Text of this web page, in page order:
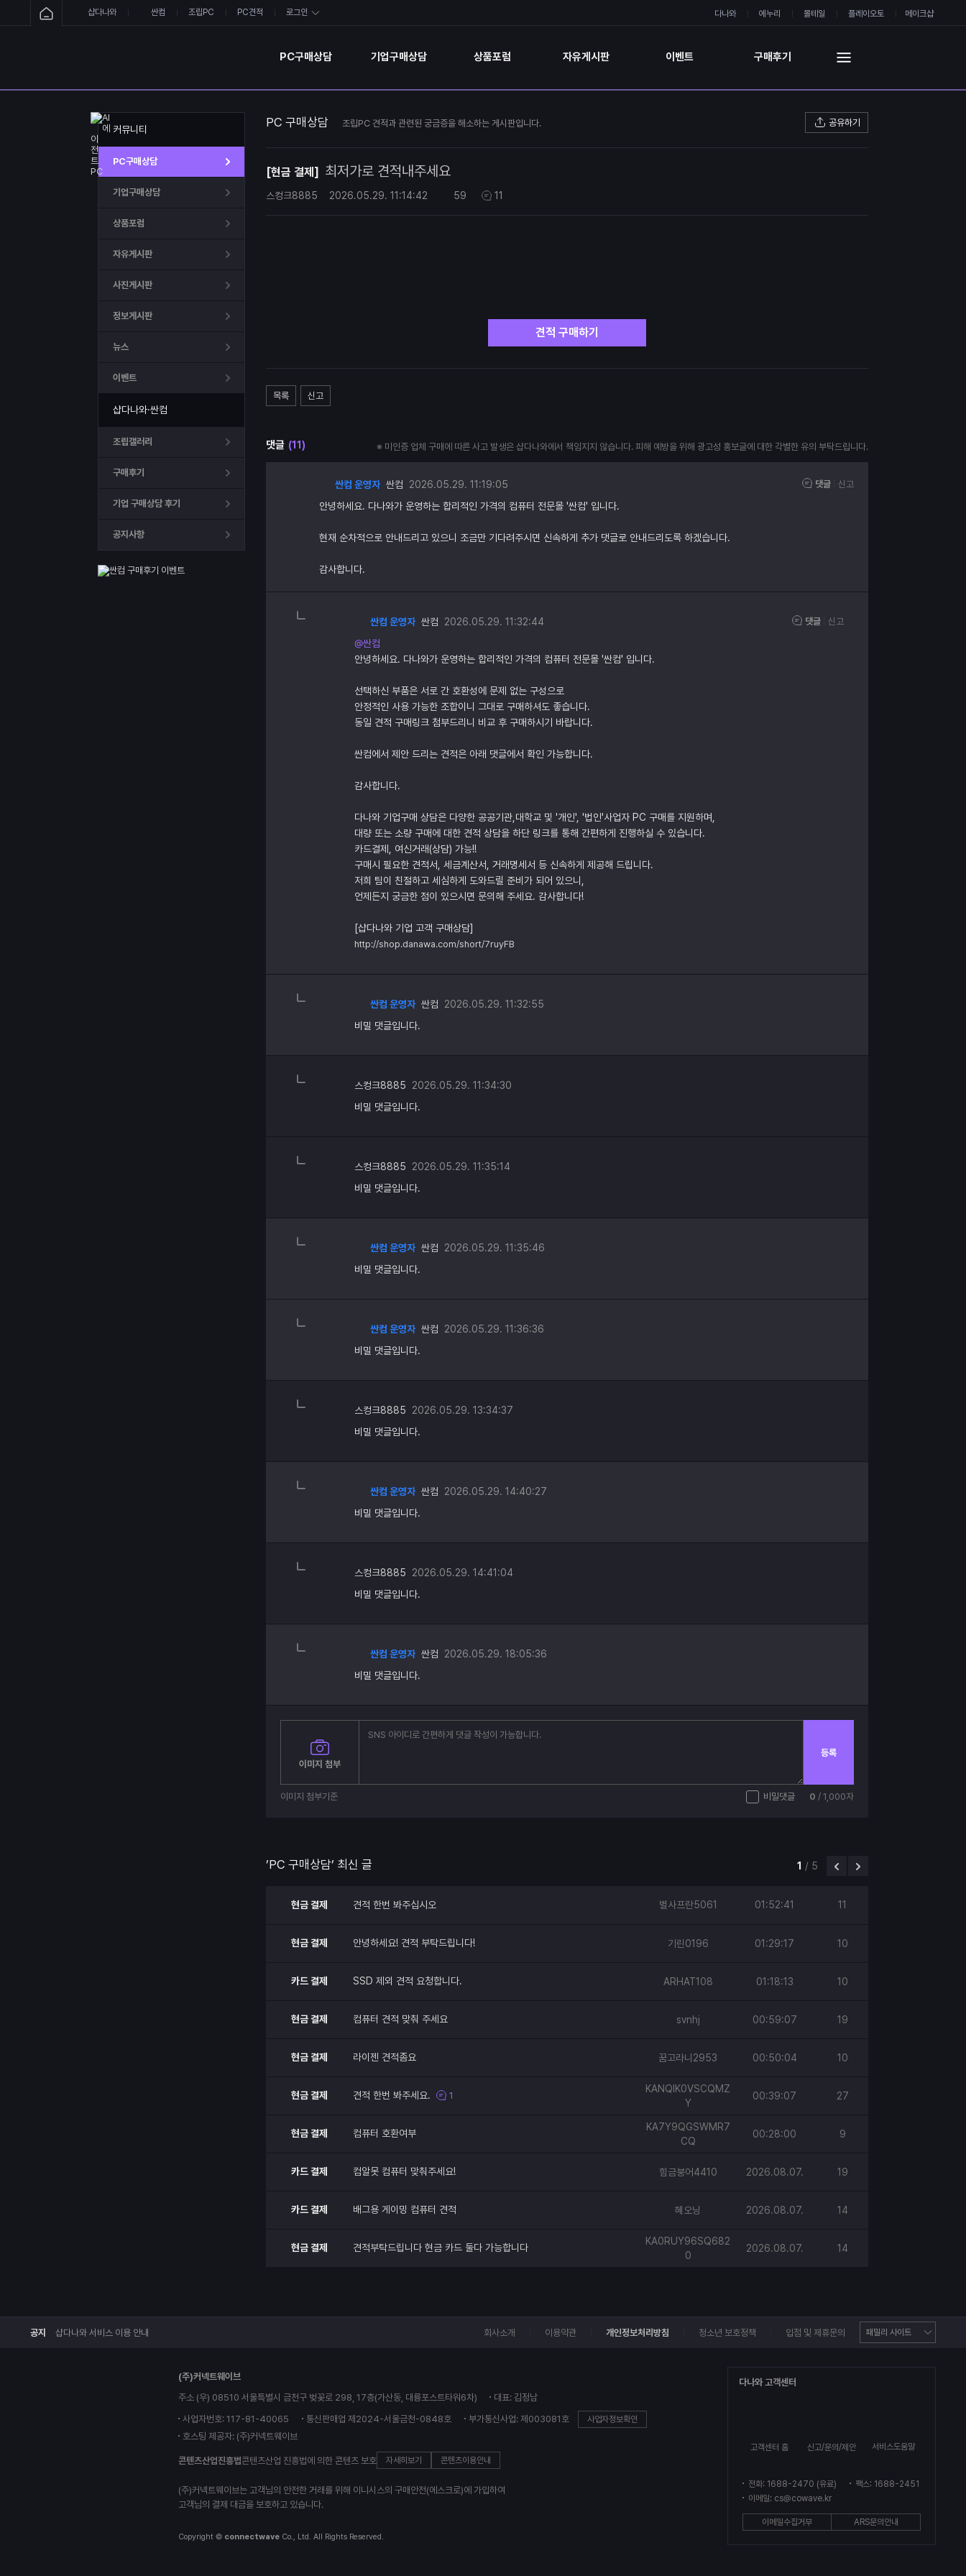
샵다나와 싼컴 조립PC PC견적 로그인 다나와 에누리 몰테일 플레이오토 메이크샵
PC구매상담 기업구매상담 상품포럼 자유게시판 이벤트 구매후기
커뮤니티
PC구매상담
기업구매상담
상품포럼
자유게시판
사진게시판
정보게시판
뉴스
이벤트
샵다나와·싼컴
조립갤러리
구매후기
기업 구매상담 후기
공지사항
PC 구매상담 조립PC 견적과 관련된 궁금증을 해소하는 게시판입니다. 공유하기
[현금 결제] 최저가로 견적내주세요
스컹크8885 2026.05.29. 11:14:42 59 11
견적 구매하기
목록 신고
댓글 (11) ※ 미인증 업체 구매에 따른 사고 발생은 샵다나와에서 책임지지 않습니다. 피해 예방을 위해 광고성 홍보글에 대한 각별한 유의 부탁드립니다.
싼컴 운영자 싼컴 2026.05.29. 11:19:05 댓글 신고
안녕하세요. 다나와가 운영하는 합리적인 가격의 컴퓨터 전문몰 '싼컴' 입니다.
현재 순차적으로 안내드리고 있으니 조금만 기다려주시면 신속하게 추가 댓글로 안내드리도록 하겠습니다.
감사합니다.
싼컴 운영자 싼컴 2026.05.29. 11:32:44 댓글 신고
@싼컴
안녕하세요. 다나와가 운영하는 합리적인 가격의 컴퓨터 전문몰 '싼컴' 입니다.
선택하신 부품은 서로 간 호환성에 문제 없는 구성으로
안정적인 사용 가능한 조합이니 그대로 구매하셔도 좋습니다.
동일 견적 구매링크 첨부드리니 비교 후 구매하시기 바랍니다.
싼컴에서 제안 드리는 견적은 아래 댓글에서 확인 가능합니다.
감사합니다.
다나와 기업구매 상담은 다양한 공공기관,대학교 및 '개인', '법인'사업자 PC 구매를 지원하며,
대량 또는 소량 구매에 대한 견적 상담을 하단 링크를 통해 간편하게 진행하실 수 있습니다.
카드결제, 여신거래(상담) 가능!!
구매시 필요한 견적서, 세금계산서, 거래명세서 등 신속하게 제공해 드립니다.
저희 팀이 친절하고 세심하게 도와드릴 준비가 되어 있으니,
언제든지 궁금한 점이 있으시면 문의해 주세요. 감사합니다!
[샵다나와 기업 고객 구매상담]
http://shop.danawa.com/short/7ruyFB
싼컴 운영자 싼컴
2026.05.29. 11:32:55
비밀 댓글입니다.
스컹크8885
2026.05.29. 11:34:30
비밀 댓글입니다.
스컹크8885
2026.05.29. 11:35:14
비밀 댓글입니다.
싼컴 운영자 싼컴
2026.05.29. 11:35:46
비밀 댓글입니다.
싼컴 운영자 싼컴
2026.05.29. 11:36:36
비밀 댓글입니다.
스컹크8885
2026.05.29. 13:34:37
비밀 댓글입니다.
싼컴 운영자 싼컴
2026.05.29. 14:40:27
비밀 댓글입니다.
스컹크8885
2026.05.29. 14:41:04
비밀 댓글입니다.
싼컴 운영자 싼컴
2026.05.29. 18:05:36
비밀 댓글입니다.
이미지 첨부
등록
이미지 첨부기준 비밀댓글 0 / 1,000자
’PC 구매상담’ 최신 글 1 / 5
현금 결제 견적 한번 봐주십시오 별사프란5061 01:52:41 11
현금 결제 안녕하세요! 견적 부탁드립니다! 기린0196 01:29:17 10
카드 결제 SSD 제외 견적 요청합니다. ARHAT108 01:18:13 10
현금 결제 컴퓨터 견적 맞춰 주세요 svnhj 00:59:07 19
현금 결제 라이젠 견적좀요 꿈고라니2953 00:50:04 10
현금 결제 견적 한번 봐주세요. 1
KANQIK0VSCQMZ
Y
00:39:07 27
현금 결제 컴퓨터 호환여부
KA7Y9QGSWMR7
CQ
00:28:00 9
카드 결제 컴알못 컴퓨터 맞춰주세요! 힘금붕어4410 2026.08.07. 19
카드 결제 배그용 게이밍 컴퓨터 견적 혜오닝 2026.08.07. 14
현금 결제 견적부탁드립니다 현금 카드 둘다 가능합니다
KA0RUY96SQ682
0
2026.08.07. 14
공지 샵다나와 서비스 이용 안내 회사소개 이용약관 개인정보처리방침 청소년 보호정책 입점 및 제휴문의
(주)커넥트웨이브
주소 (우) 08510 서울특별시 금천구 벚꽃로 298, 17층(가산동, 대륭포스트타워6차)
대표: 김정남
사업자번호: 117-81-40065
통신판매업 제2024-서울금천-0848호 부가통신사업: 제003081호 사업자정보확인
호스팅 제공자: (주)커넥트웨이브
콘텐츠산업진흥법콘텐츠산업 진흥법에 의한 콘텐츠 보호 자세히보기 콘텐츠이용안내
(주)커넥트웨이브는 고객님의 안전한 거래를 위해 이니시스의 구매안전(에스크로)에 가입하여
고객님의 결제 대금을 보호하고 있습니다.
Copyright © connectwave Co., Ltd. All Rights Reserved.
다나와 고객센터
고객센터 홈 신고/문의/제안 서비스도움말
전화: 1688-2470 (유료)
팩스: 1688-2451
이메일: cs@cowave.kr
이메일수집거부 ARS문의안내